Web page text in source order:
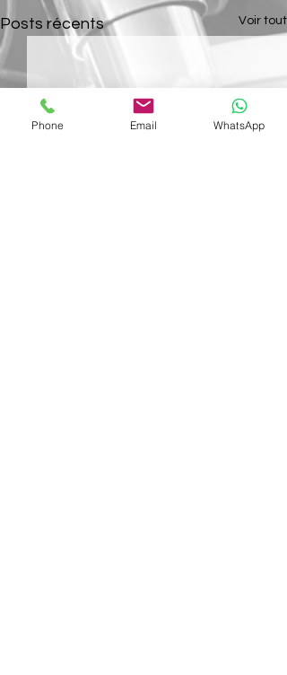
Posts récents Voir tout
Phone Email WhatsApp